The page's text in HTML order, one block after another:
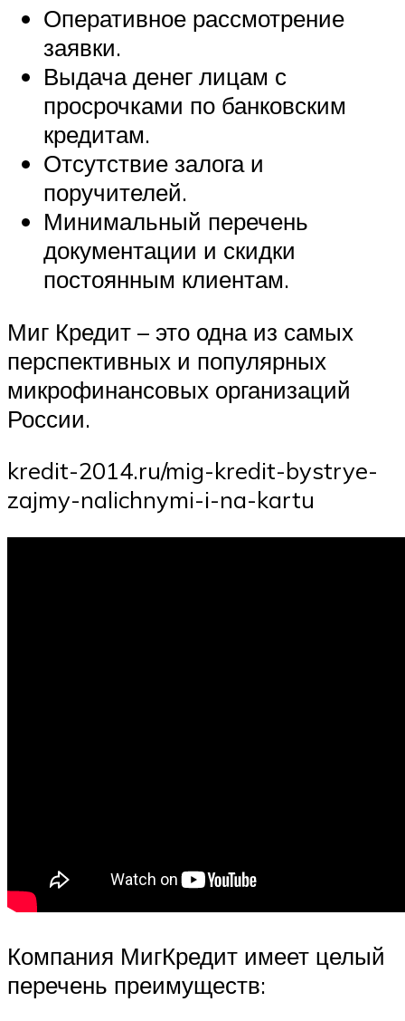
Оперативное рассмотрение
заявки.
Выдача денег лицам с
просрочками по банковским
кредитам.
Отсутствие залога и
поручителей.
Минимальный перечень
документации и скидки
постоянным клиентам.
Миг Кредит – это одна из самых
перспективных и популярных
микрофинансовых организаций
России.
kredit-2014.ru/mig-kredit-bystrye-
zajmy-nalichnymi-i-na-kartu
Компания МигКредит имеет целый
перечень преимуществ: